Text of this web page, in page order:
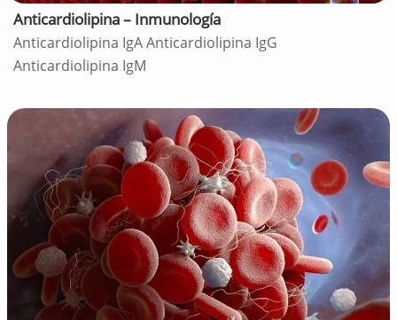
Anticardiolipina – Inmunología
Anticardiolipina IgA Anticardiolipina IgG
Anticardiolipina IgM